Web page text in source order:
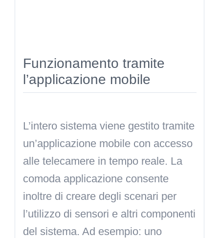
Funzionamento tramite
l’applicazione mobile
L’intero sistema viene gestito tramite
un’applicazione mobile con accesso
alle telecamere in tempo reale. La
comoda applicazione consente
inoltre di creare degli scenari per
l’utilizzo di sensori e altri componenti
del sistema. Ad esempio: uno